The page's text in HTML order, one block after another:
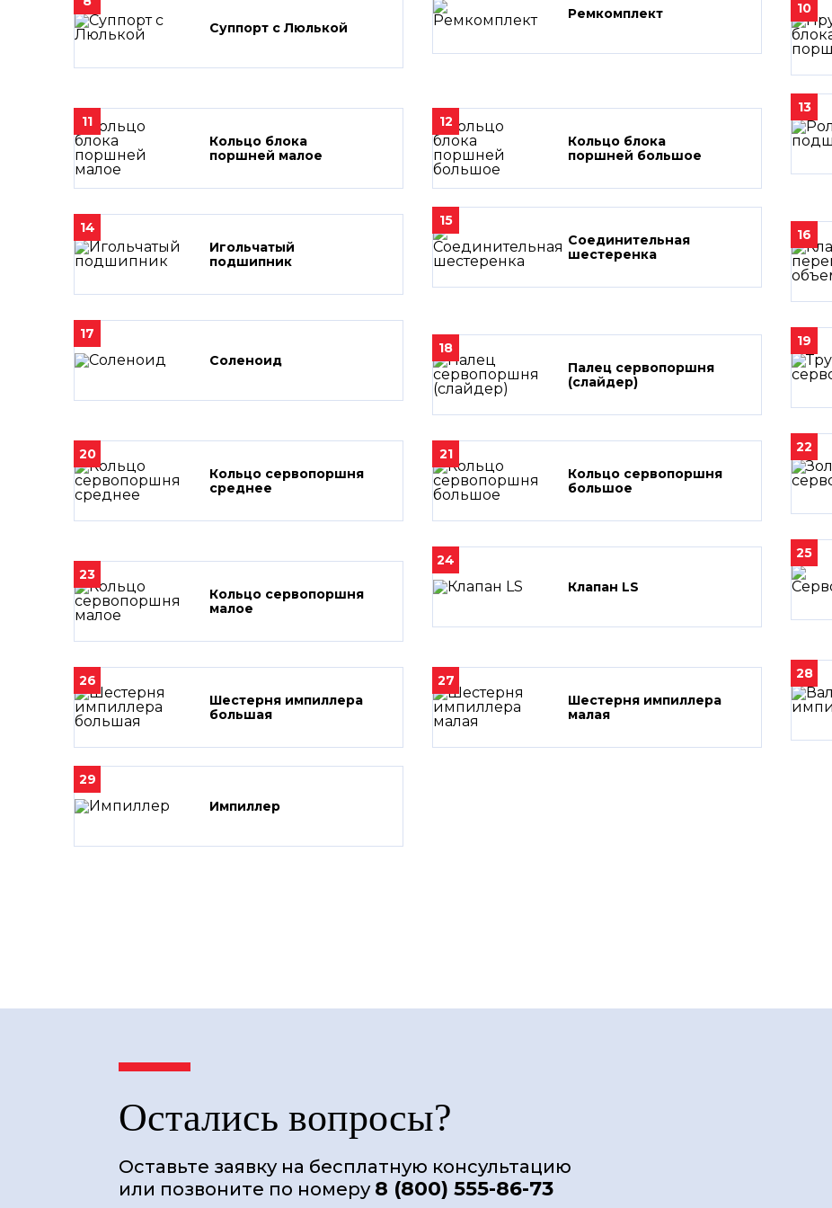
Суппорт с Люлькой
Ремкомплект
10
11
Кольцо блока
поршней малое
12
Кольцо блока
поршней большое
13
14
Игольчатый
подшипник
15
Соединительная
шестеренка
16
17
Соленоид
18
Палец сервопоршня
(слайдер)
19
20
Кольцо сервопоршня
среднее
21
Кольцо сервопоршня
большое
22
23
Кольцо сервопоршня
малое
24
Клапан LS
25
26
Шестерня импиллера
большая
27
Шестерня импиллера
малая
28
29
Импиллер
Остались вопросы?
Оставьте заявку на бесплатную консультацию
или позвоните по номеру 8 (800) 555-86-73